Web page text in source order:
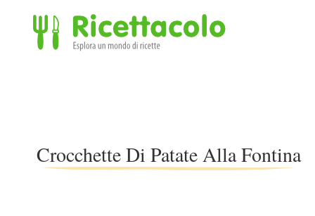
Crocchette Di Patate Alla Fontina